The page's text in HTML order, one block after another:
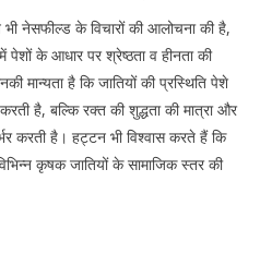
नेसफील्ड के विचारों की आलोचना की है,
के आधार पर श्रेष्ठता व हीनता की
मान्यता है कि जातियों की प्रस्थिति पेशे
करती है, बल्कि रक्त की शुद्धता की मात्रा और
करती है। हट्टन भी विश्वास करते हैं कि
कृषक जातियों के सामाजिक स्तर की